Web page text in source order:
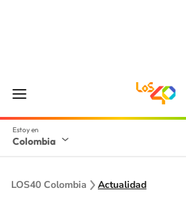
Colombia
LOS40 Colombia Actualidad